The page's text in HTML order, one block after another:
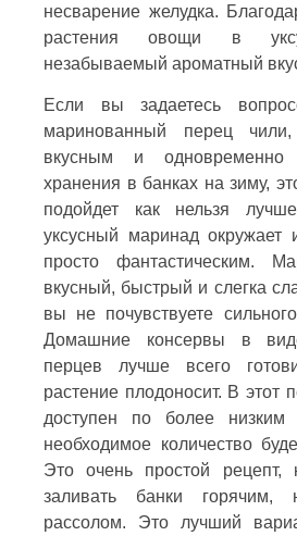
несварение желудка.
растения овощи в
незабываемый ароматный
Если вы задаетесь
маринованный перец
вкусным и одновременно
хранения в банках на зиму,
подойдет как нельзя
уксусный маринад окружает
просто фантастическим.
вкусный, быстрый и слегка
вы не почувствуете
Домашние консервы в
перцев лучше всего
растение плодоносит. В этот
доступен по более
необходимое количество
Это очень простой рецепт,
заливать банки
рассолом. Это лучший